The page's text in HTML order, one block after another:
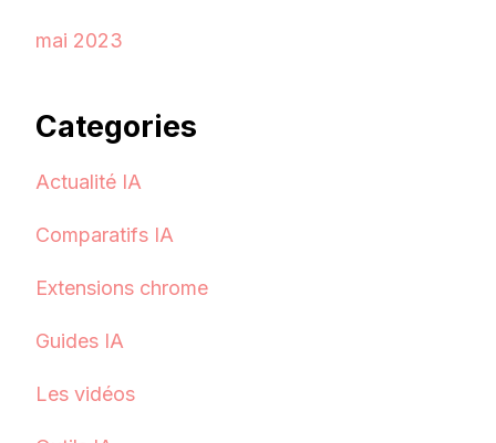
mai 2023
Categories
Actualité IA
Comparatifs IA
Extensions chrome
Guides IA
Les vidéos